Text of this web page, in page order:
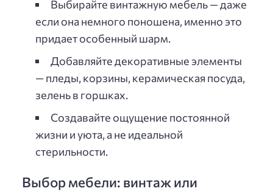
Выбирайте винтажную мебель — даже
если она немного поношена, именно это
придает особенный шарм.
Добавляйте декоративные элементы
— пледы, корзины, керамическая посуда,
зелень в горшках.
Создавайте ощущение постоянной
жизни и уюта, а не идеальной
стерильности.
Выбор мебели: винтаж или